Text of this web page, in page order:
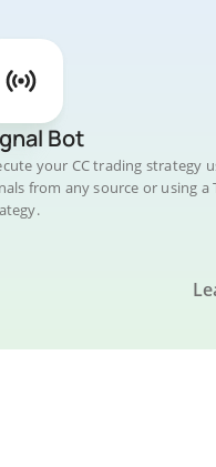
Bot
your CC trading strategy
from any source or using a